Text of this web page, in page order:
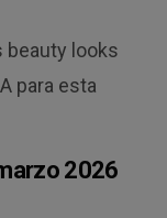
beauty looks
para esta
2026